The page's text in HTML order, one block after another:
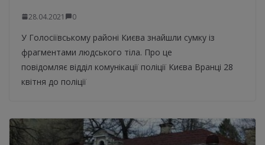
28.04.2021 0
У Голосіївському районі Києва знайшли сумку із
фрагментами людського тіла. Про це
повідомляє відділ комунікації поліції Києва Вранці 28
квітня до поліції